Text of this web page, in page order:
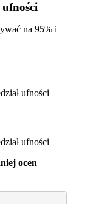
na 95% i
ufności
ufności
ocen